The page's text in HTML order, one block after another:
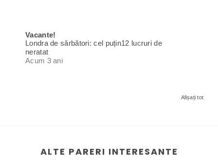
Vacante!
Londra de sărbători: cel puțin12 lucruri de
neratat
Acum 3 ani
Afișați tot
ALTE PARERI INTERESANTE